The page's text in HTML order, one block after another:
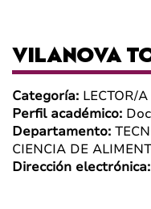
VILANOVA
Categoría: LECTOR/A
Perfil académico:
Departamento:
CIENCIA DE
Dirección electrónica: